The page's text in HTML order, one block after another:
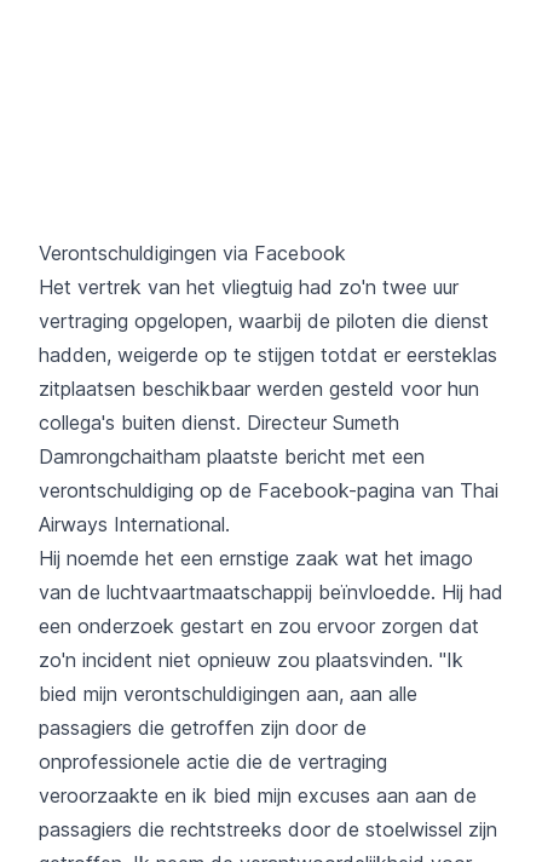
Verontschuldigingen via Facebook
Het vertrek van het vliegtuig had zo'n twee uur
vertraging opgelopen, waarbij de piloten die dienst
hadden, weigerde op te stijgen totdat er eersteklas
zitplaatsen beschikbaar werden gesteld voor hun
collega's buiten dienst. Directeur Sumeth
Damrongchaitham plaatste bericht met een
verontschuldiging op de Facebook-pagina van Thai
Airways International.
Hij noemde het een ernstige zaak wat het imago
van de luchtvaartmaatschappij beïnvloedde. Hij had
een onderzoek gestart en zou ervoor zorgen dat
zo'n incident niet opnieuw zou plaatsvinden. "Ik
bied mijn verontschuldigingen aan, aan alle
passagiers die getroffen zijn door de
onprofessionele actie die de vertraging
veroorzaakte en ik bied mijn excuses aan aan de
passagiers die rechtstreeks door de stoelwissel zijn